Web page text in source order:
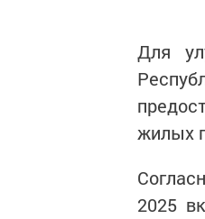
Для
жилых
2025